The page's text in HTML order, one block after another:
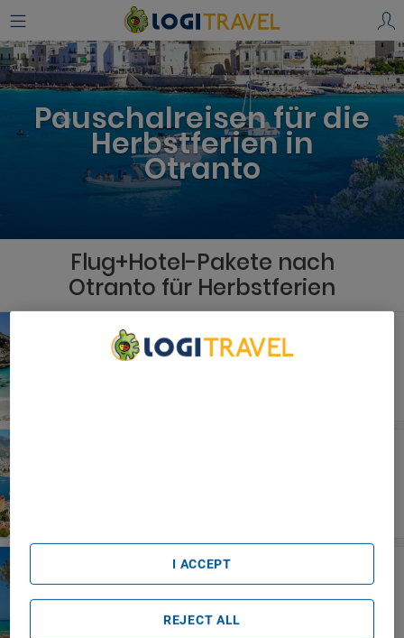
Pauschalreisen für die
Herbstferien in
Otranto
Flug+Hotel-Pakete nach
Otranto für Herbstferien
Mallorca
Valentin Reina Paguera - Only Adults
Iliade Aqua Park Djerba
REJECT ALL
I ACCEPT